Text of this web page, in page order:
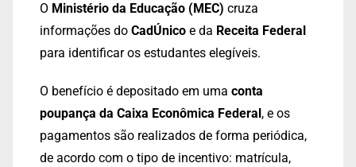
O Ministério da Educação (MEC) cruza
informações do CadÚnico e da Receita Federal
para identificar os estudantes elegíveis.
O benefício é depositado em uma conta
poupança da Caixa Econômica Federal , e os
pagamentos são realizados de forma periódica,
de acordo com o tipo de incentivo: matrícula,